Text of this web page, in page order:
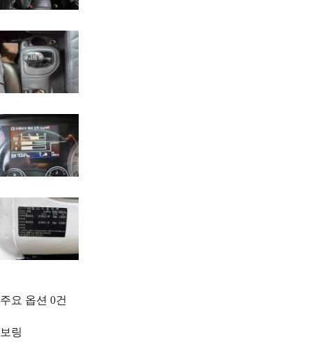
주요 옵션 0건
보링